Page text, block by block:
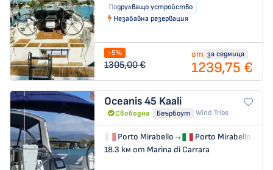
Подрулващо устройство
Незабавна резервация
-5%
1305,00 €
от за седмица
1239,75 €
Oceanis 45 Kaali
Свободна Беърбоут Wind Tribe
Porto Mirabello→
Porto Mirabello
18.3 км от Marina di Carrara